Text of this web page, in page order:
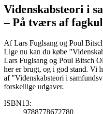
Videnskabsteori i
– På tværs af
AfLars Fuglsang og Poul
Lige nu kan du købe
Lars Fuglsang og Poul Bitsch
her er brugt, og i god stand. Vi
af "Videnskabsteori i
forskellige udgaver.
ISBN13:
9788778672780